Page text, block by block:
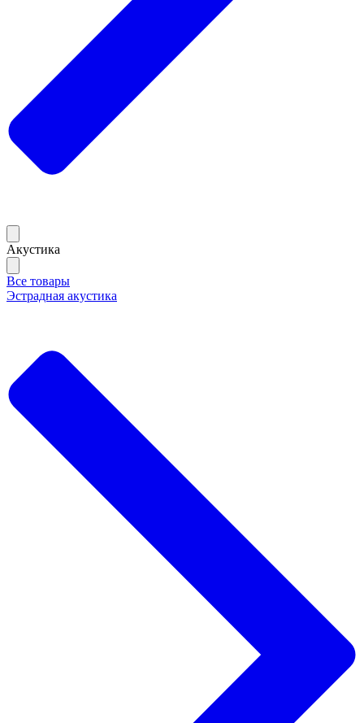
Акустика
Все товары
Эстрадная акустика